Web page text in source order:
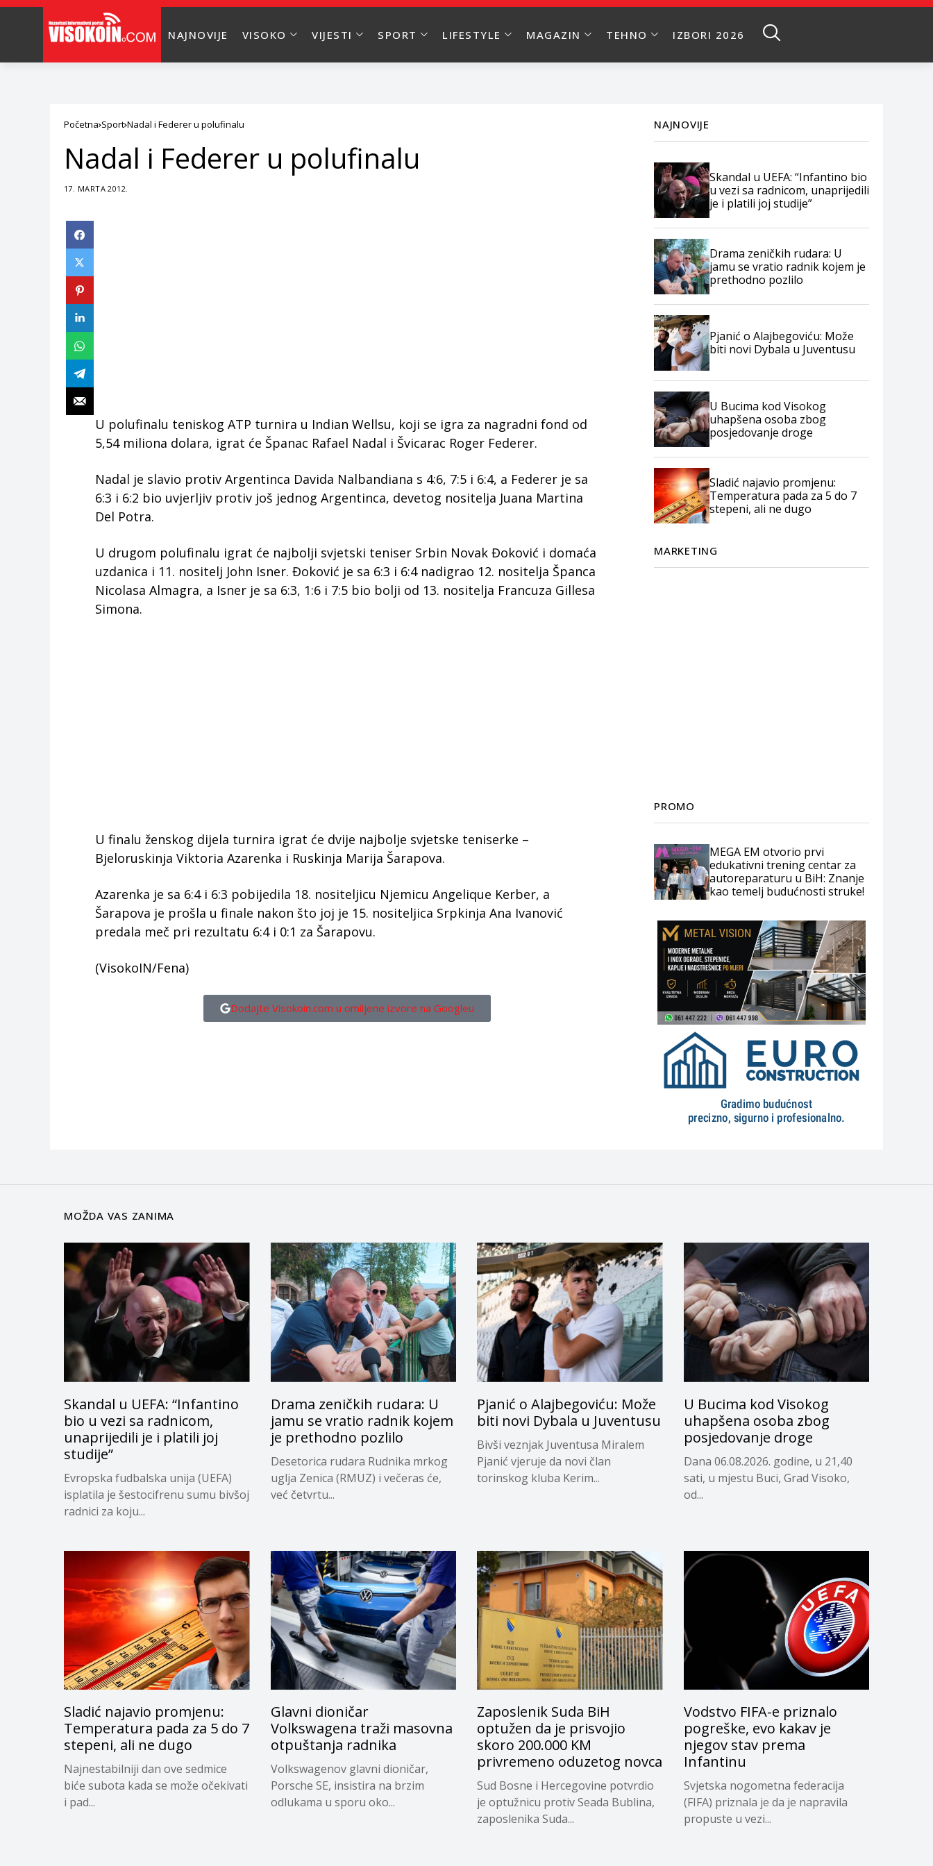
NAJNOVIJE VISOKO VIJESTI SPORT LIFESTYLE MAGAZIN TEHNO IZBORI 2026
Početna Sport Nadal i Federer u polufinalu
Nadal i Federer u polufinalu
17. MARTA 2012.
U polufinalu teniskog ATP turnira u Indian Wellsu, koji se igra za nagradni fond od
5,54 miliona dolara, igrat će Španac Rafael Nadal i Švicarac Roger Federer.
Nadal je slavio protiv Argentinca Davida Nalbandiana s 4:6, 7:5 i 6:4, a Federer je sa
6:3 i 6:2 bio uvjerljiv protiv još jednog Argentinca, devetog nositelja Juana Martina
Del Potra.
U drugom polufinalu igrat će najbolji svjetski teniser Srbin Novak Đoković i domaća
uzdanica i 11. nositelj John Isner. Đoković je sa 6:3 i 6:4 nadigrao 12. nositelja Španca
Nicolasa Almagra, a Isner je sa 6:3, 1:6 i 7:5 bio bolji od 13. nositelja Francuza Gillesa
Simona.
U finalu ženskog dijela turnira igrat će dvije najbolje svjetske teniserke –
Bjeloruskinja Viktoria Azarenka i Ruskinja Marija Šarapova.
Azarenka je sa 6:4 i 6:3 pobijedila 18. nositeljicu Njemicu Angelique Kerber, a
Šarapova je prošla u finale nakon što joj je 15. nositeljica Srpkinja Ana Ivanović
predala meč pri rezultatu 6:4 i 0:1 za Šarapovu.
(VisokoIN/Fena)
Dodajte Visokoin.com u omiljene izvore na Googleu
NAJNOVIJE
Skandal u UEFA: “Infantino bio
u vezi sa radnicom, unaprijedili
je i platili joj studije”
Drama zeničkih rudara: U
jamu se vratio radnik kojem je
prethodno pozlilo
Pjanić o Alajbegoviću: Može
biti novi Dybala u Juventusu
U Bucima kod Visokog
uhapšena osoba zbog
posjedovanje droge
Sladić najavio promjenu:
Temperatura pada za 5 do 7
stepeni, ali ne dugo
MARKETING
PROMO
MEGA EM otvorio prvi
edukativni trening centar za
autoreparaturu u BiH: Znanje
kao temelj budućnosti struke!
MOŽDA VAS ZANIMA
Skandal u UEFA: “Infantino
bio u vezi sa radnicom,
unaprijedili je i platili joj
studije”
Evropska fudbalska unija (UEFA)
isplatila je šestocifrenu sumu bivšoj
radnici za koju...
Drama zeničkih rudara: U
jamu se vratio radnik kojem
je prethodno pozlilo
Desetorica rudara Rudnika mrkog
uglja Zenica (RMUZ) i večeras će,
već četvrtu...
Pjanić o Alajbegoviću: Može
biti novi Dybala u Juventusu
Bivši veznjak Juventusa Miralem
Pjanić vjeruje da novi član
torinskog kluba Kerim...
U Bucima kod Visokog
uhapšena osoba zbog
posjedovanje droge
Dana 06.08.2026. godine, u 21,40
sati, u mjestu Buci, Grad Visoko,
od...
Sladić najavio promjenu:
Temperatura pada za 5 do 7
stepeni, ali ne dugo
Najnestabilniji dan ove sedmice
biće subota kada se može očekivati
i pad...
Glavni dioničar
Volkswagena traži masovna
otpuštanja radnika
Volkswagenov glavni dioničar,
Porsche SE, insistira na brzim
odlukama u sporu oko...
Zaposlenik Suda BiH
optužen da je prisvojio
skoro 200.000 KM
privremeno oduzetog novca
Sud Bosne i Hercegovine potvrdio
je optužnicu protiv Seada Bublina,
zaposlenika Suda...
Vodstvo FIFA-e priznalo
pogreške, evo kakav je
njegov stav prema
Infantinu
Svjetska nogometna federacija
(FIFA) priznala je da je napravila
propuste u vezi...